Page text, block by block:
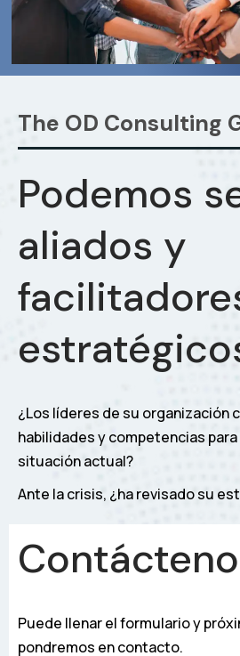
The OD Consulting
Podemos
aliados y
¿Los líderes de su organización
habilidades y competencias
situación actual?
Ante la crisis, ¿ha revisado su
Puede llenar el formulario y
pondremos en contacto.